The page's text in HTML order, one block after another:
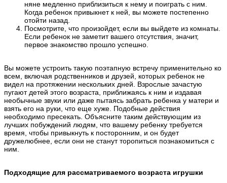
няне медленно приблизиться к нему и поиграть с ним.
Когда ребенок привыкнет к ней, вы можете постепенно
отойти назад.
Посмотрите, что произойдет, если вы выйдете из комнаты.
Если ребенок не заметит вашего отсутствия, значит,
первое знакомство прошло успешно.
Вы можете устроить такую поэтапную встречу применительно ко
всем, включая родственников и друзей, которых ребенок не
видел на протяжении нескольких дней. Взрослые зачастую
пугают детей этого возраста, приближаясь к ним и издавая
необычные звуки или даже пытаясь забрать ребенка у матери и
взять его на руки, что еще хуже. Подобные действия
необходимо пресекать. Объясните таким действующим из
лучших побуждений людям, что вашему ребенку требуется
время, чтобы привыкнуть к посторонним, и он будет
дружелюбнее, если они не станут торопиться познакомиться с
ним.
Подходящие для рассматриваемого возраста игрушки